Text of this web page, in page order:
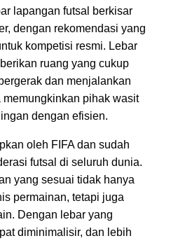
lapangan futsal berkisar
dengan rekomendasi yang
kompetisi resmi. Lebar
ruang yang cukup
dan menjalankan
pihak wasit
dengan efisien.
oleh FIFA dan sudah
futsal di seluruh dunia.
yang sesuai tidak hanya
permainan, tetapi juga
Dengan lebar yang
diminimalisir, dan lebih